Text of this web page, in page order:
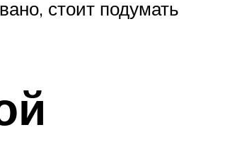
стоит подумать